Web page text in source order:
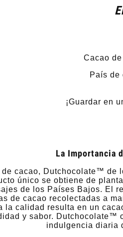
Cacao
País de
¡Guardar en
La Importancia
de cacao, Dutchocolate™ de
único se obtiene de
de los Países Bajos. El
de cacao recolectadas a
la calidad resulta en un
y sabor. Dutchocolate™
indulgencia diaria